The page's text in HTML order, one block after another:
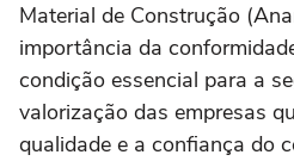
Material de Construção
importância da
condição essencial para a
valorização das empresas
qualidade e a confiança do